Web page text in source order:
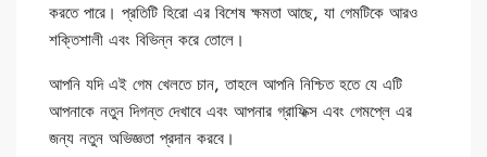
করতে পারে। প্রতিটি হিরো এর বিশেষ ক্ষমতা আছে, যা গেমটিকে আরও
শক্তিশালী এবং বিভিন্ন করে তোলে।
আপনি যদি এই গেম খেলতে চান, তাহলে আপনি নিশ্চিত হতে যে এটি
আপনাকে নতুন দিগন্ত দেখাবে এবং আপনার গ্রাফিক্স এবং গেমপ্লে এর
জন্য নতুন অভিজ্ঞতা প্রদান করবে।